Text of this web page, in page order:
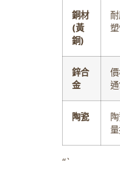
銅材
(黃
銅)
鋅合
金
陶瓷
“`